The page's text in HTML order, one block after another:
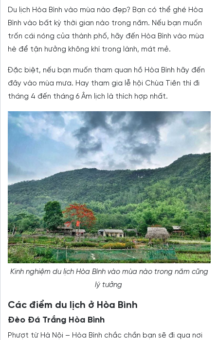
Du lịch Hòa Bình vào mùa nào đẹp? Bạn có thể ghé Hòa
Bình vào bất kỳ thời gian nào trong năm. Nếu bạn muốn
trốn cái nóng của thành phố, hãy đến Hòa Bình vào mùa
hè để tận hưởng không khí trong lành, mát mẻ.
Đặc biệt, nếu bạn muốn tham quan hồ Hòa Bình hãy đến
đây vào mùa mưa. Hay tham gia lễ hội Chùa Tiên thì đi
tháng 4 đến tháng 6 Âm lịch là thích hợp nhất.
Kinh nghiệm du lịch Hòa Bình vào mùa nào trong năm cũng
lý tưởng
Các điểm du lịch ở Hòa Bình
Đèo Đá Trắng Hòa Bình
Phượt từ Hà Nội – Hòa Bình chắc chắn bạn sẽ đi qua nơi